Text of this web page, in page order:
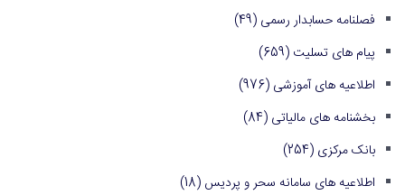
فصلنامه حسابدار رسمی (49)
پیام های تسلیت (659)
اطلاعیه های آموزشی (976)
بخشنامه های مالیاتی (84)
بانک مرکزی (254)
اطلاعیه های سامانه سحر و پردیس (18)